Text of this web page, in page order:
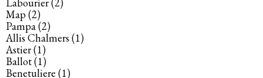
Labourier(2)
Map(2)
Pampa(2)
Allis Chalmers (1)
Astier(1)
Ballot(1)
Benetuliere (1)